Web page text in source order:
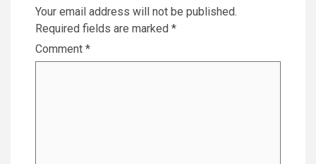
Your email address will not be published.
Required fields are marked *
Comment *